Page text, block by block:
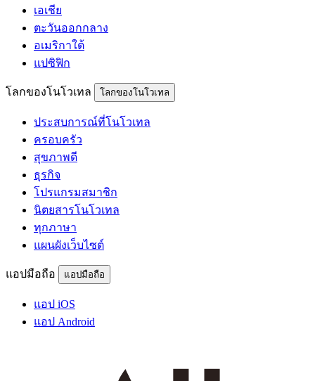
เอเชีย
ตะวันออกกลาง
อเมริกาใต้
แปซิฟิก
โลกของโนโวเทล โลกของโนโวเทล
ประสบการณ์ที่โนโวเทล
ครอบครัว
สุขภาพดี
ธุรกิจ
โปรแกรมสมาชิก
นิตยสารโนโวเทล
ทุกภาษา
แผนผังเว็บไซต์
แอปมือถือ แอปมือถือ
แอป iOS
แอป Android